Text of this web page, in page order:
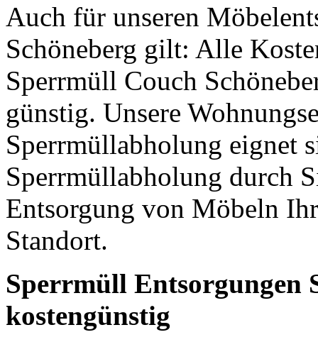
Auch für unseren
Schöneberg gilt: Alle
Sperrmüll Couch
günstig. Unsere
Sperrmüllabholung eignet
Sperrmüllabholung durch
Entsorgung von Möbeln
Standort.
Sperrmüll Entsorgungen
kostengünstig